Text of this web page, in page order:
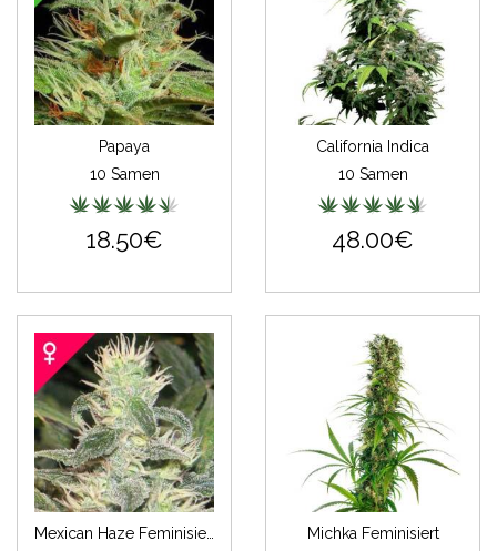
Papaya
10 Samen
18.50€
California Indica
10 Samen
48.00€
Michka Feminisiert